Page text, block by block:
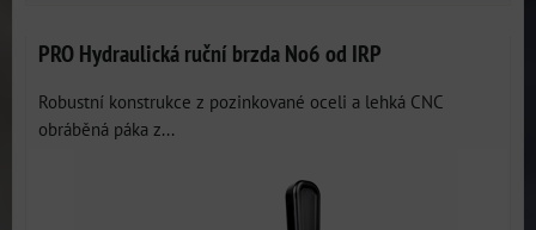
PRO Hydraulická ruční brzda No6 od IRP
Robustní konstrukce z pozinkované oceli a lehká CNC
obráběná páka z...